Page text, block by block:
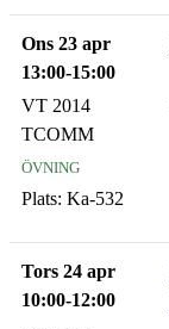
Ons 23 apr
13:00-15:00
VT 2014
TCOMM
övning
Plats: Ka-532
Tors 24 apr
10:00-12:00